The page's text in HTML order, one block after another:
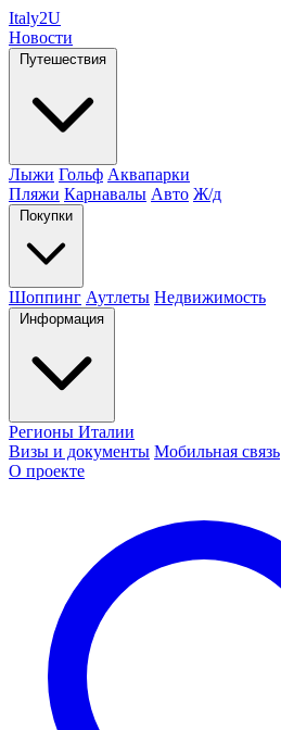
Italy2U
Новости
Путешествия
Лыжи Гольф Аквапарки
Пляжи Карнавалы Авто Ж/д
Покупки
Шоппинг Аутлеты Недвижимость
Информация
Регионы Италии
Визы и документы Мобильная связь
О проекте